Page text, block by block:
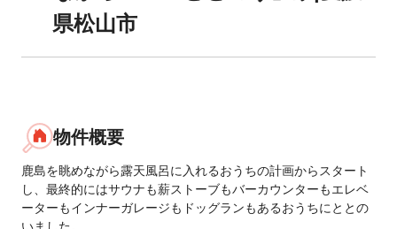
県松山市
物件概要
鹿島を眺めながら露天風呂に入れるおうちの計画からスタート
し、最終的にはサウナも薪ストーブもバーカウンターもエレベ
ーターもインナーガレージもドッグランもあるおうちにととの